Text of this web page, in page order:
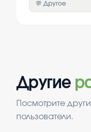
💬 Другое
Другие
Посмотрите
пользователи.